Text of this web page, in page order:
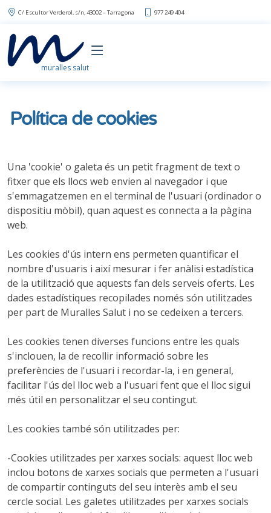
C/ Escultor Verderol, s/n, 43002 – Tarragona 977 249 404
muralles salut
Política de cookies
Una 'cookie' o galeta és un petit fragment de text o
fitxer que els llocs web envien al navegador i que
s'emmagatzemen en el terminal de l'usuari (ordinador o
dispositiu mòbil), quan aquest es connecta a la pàgina
web.
Les cookies d'ús intern ens permeten quantificar el
nombre d'usuaris i així mesurar i fer anàlisi estadística
de la utilització que aquests fan dels serveis oferts. Les
dades estadístiques recopilades només són utilitzades
per part de Muralles Salut i no se cedeixen a tercers.
Les cookies tenen diverses funcions entre les quals
s'inclouen, la de recollir informació sobre les
preferències de l'usuari i recordar-la, i en general,
facilitar l'ús del lloc web a l'usuari fent que el lloc sigui
més útil en personalitzar el seu contingut.
Les cookies també són utilitzades per:
-Cookies utilitzades per xarxes socials: aquest lloc web
inclou botons de xarxes socials que permeten a l'usuari
de compartir continguts del seu interès amb el seu
cercle social. Les galetes utilitzades per xarxes socials